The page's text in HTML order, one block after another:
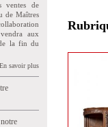
ventes de
de Maîtres
aux
la fin du
savoir plus